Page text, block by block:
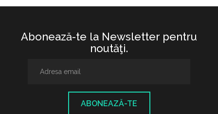
Abonează-te la Newsletter pentru
noutăţi.
ABONEAZĂ-TE